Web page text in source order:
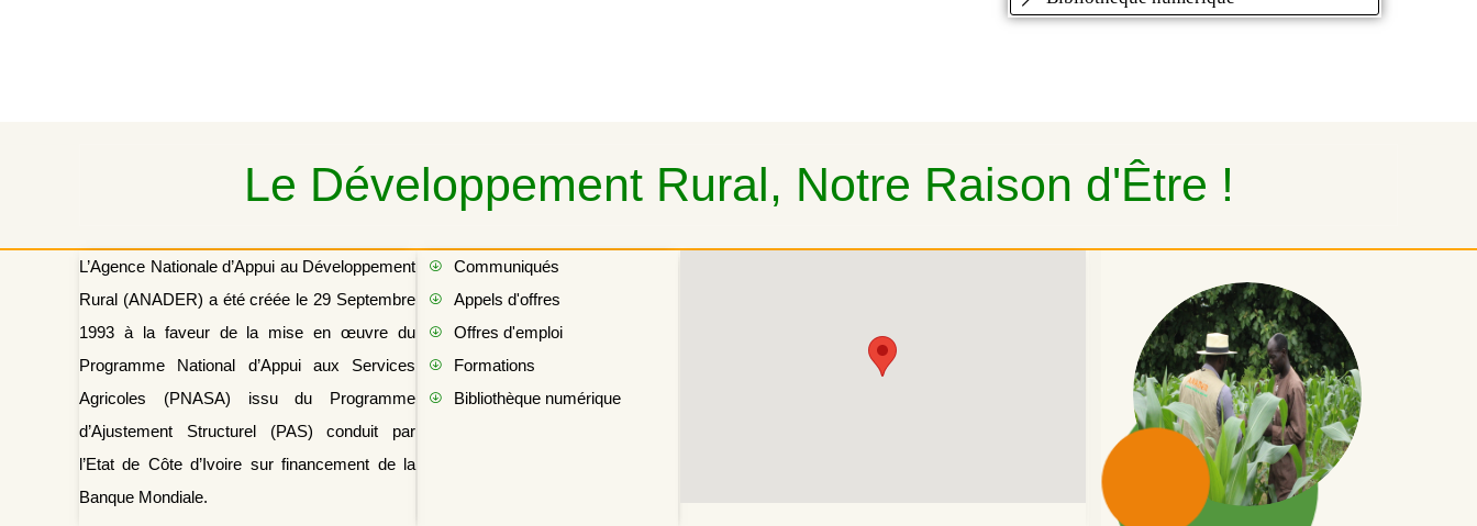
Le Développement Rural, Notre Raison d'Être !
L’Agence Nationale d’Appui au Développement
Rural (ANADER) a été créée le 29 Septembre
1993 à la faveur de la mise en œuvre du
Programme National d’Appui aux Services
Agricoles (PNASA) issu du Programme
d’Ajustement Structurel (PAS) conduit par
l’Etat de Côte d’Ivoire sur financement de la
Banque Mondiale.
Communiqués
Appels d'offres
Offres d'emploi
Formations
Bibliothèque numérique